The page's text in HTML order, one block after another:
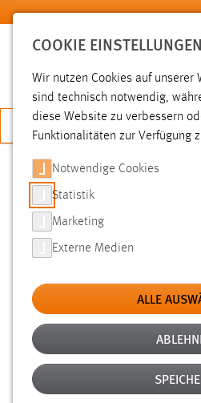
Zum Hauptinhalt springen
JETZT
SUCHE
FILTER
Typ
Erstellungsdatum
Alter
COOKIE EINSTELLUNGEN
Wir nutzen Cookies auf unserer
sind technisch notwendig,
diese Website zu verbessern
Funktionalitäten zur Verfügung
Notwendige Cookies
Statistik
Marketing
Externe Medien
ALLE